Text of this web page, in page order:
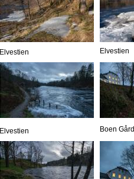
Elvestien Elvestien
Elvestien Boen Gård